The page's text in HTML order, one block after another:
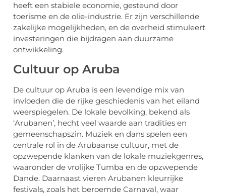
heeft een stabiele economie, gesteund door
toerisme en de olie-industrie. Er zijn verschillende
zakelijke mogelijkheden, en de overheid stimuleert
investeringen die bijdragen aan duurzame
ontwikkeling.
Cultuur op Aruba
De cultuur op Aruba is een levendige mix van
invloeden die de rijke geschiedenis van het eiland
weerspiegelen. De lokale bevolking, bekend als
‘Arubanen’, hecht veel waarde aan tradities en
gemeenschapszin. Muziek en dans spelen een
centrale rol in de Arubaanse cultuur, met de
opzwepende klanken van de lokale muziekgenres,
waaronder de vrolijke Tumba en de opzwepende
Dande. Daarnaast vieren Arubanen kleurrijke
festivals, zoals het beroemde Carnaval, waar